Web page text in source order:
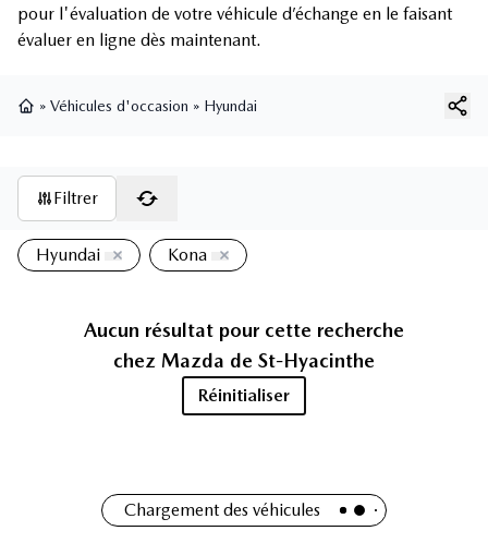
pour l'évaluation de votre véhicule d’échange en le faisant
évaluer en ligne dès maintenant.
» Véhicules d'occasion » Hyundai
Filtrer
Hyundai Kona
Aucun résultat pour cette recherche
chez Mazda de St-Hyacinthe
Réinitialiser
Chargement des véhicules